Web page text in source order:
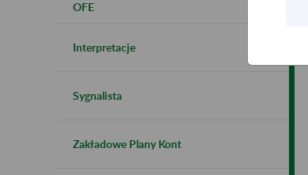
OFE
Interpretacje
Sygnalista
Zakładowe Plany Kont